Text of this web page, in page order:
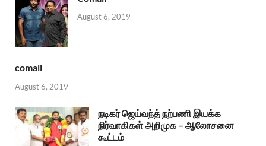
August 6, 2019
comali
August 6, 2019
நடிகர் ஜெய்வந்த் நற்பணி இயக்க
நிர்வாகிகள் அறிமுக – ஆலோசனை
கூட்டம்